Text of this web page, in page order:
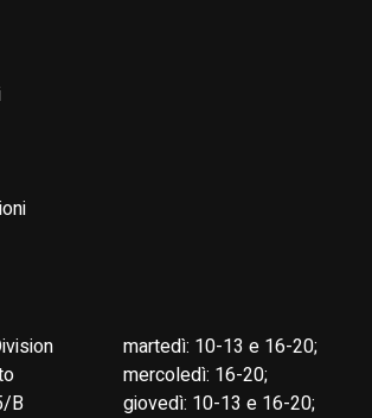
B
martedì: 10-13 e 16-20;
mercoledì: 16-20;
giovedì: 10-13 e 16-20;